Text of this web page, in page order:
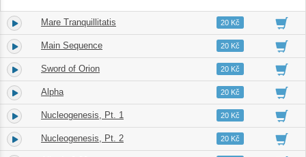
3. Mare Tranquillitatis 01:4520 Kč
4. Main Sequence 08:1520 Kč
5. Sword of Orion 01:5620 Kč
6. Alpha 05:4520 Kč
7. Nucleogenesis, Pt. 1 05:5520 Kč
8. Nucleogenesis, Pt. 2 06:1020 Kč